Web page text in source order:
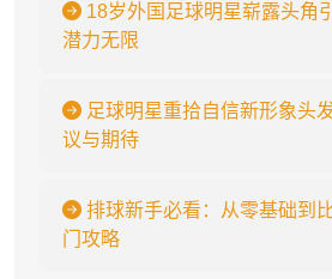
18岁外国足球明星崭露头角
潜力无限
足球明星重拾自信新形象头
议与期待
排球新手必看：从零基础到
门攻略